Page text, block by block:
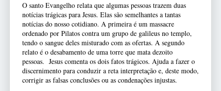
O santo Evangelho relata que algumas pessoas trazem duas
notícias trágicas para Jesus. Elas são semelhantes a tantas
notícias do nosso cotidiano. A primeira é um massacre
ordenado por Pilatos contra um grupo de galileus no templo,
tendo o sangue deles misturado com as ofertas. A segundo
relato é o desabamento de uma torre que mata dezoito
pessoas. Jesus comenta os dois fatos trágicos. Ajuda a fazer o
discernimento para conduzir a reta interpretação e, deste modo,
corrigir as falsas conclusões ou as condenações injustas.